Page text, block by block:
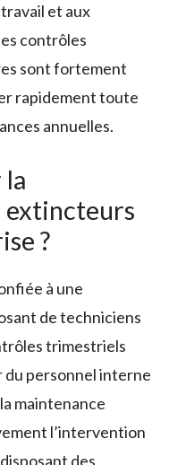
et aux
contrôles
sont fortement
rapidement toute
annuelles.
extincteurs
?
à une
de techniciens
trimestriels
personnel interne
maintenance
l’intervention
des